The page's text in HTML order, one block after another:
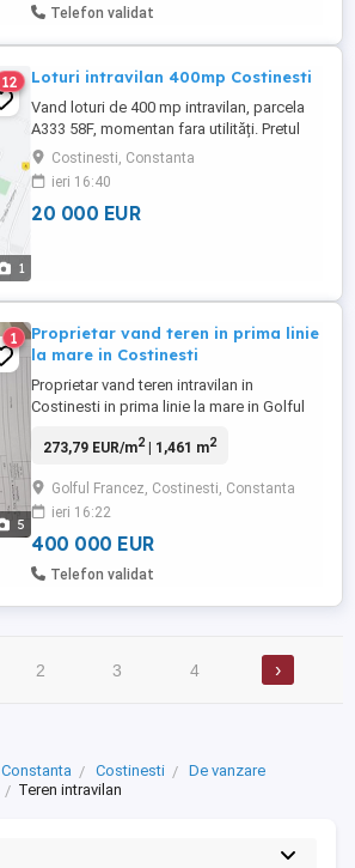
Telefon validat
1
12 Loturi intravilan 400mp Costinesti
Vand loturi de 400 mp intravilan, parcela
A333 58F, momentan fara utilități. Pretul
este fix. Cadastru și intabulare facute, acte
actualizate, pregătite ptr vanzare. Ideal ptr
investitie. Coordonate gps: 43.95682
Costinesti, Constanta
ieri 16:40
20 000 EUR
5
1
Proprietar vand teren in prima linie
la mare in Costinesti
Proprietar vand teren intravilan in
Costinesti in prima linie la mare in Golful
in fata lotuluiui.terenul se afla la 150 m de
2 strazi plus faleza.
273,79 EUR/m2| 1,461 m2
Golful Francez, Costinesti, Constanta
ieri 16:22
400 000 EUR
Telefon validat
2 3 4 ›
Constanta Costinesti
De vanzare
Teren intravilan